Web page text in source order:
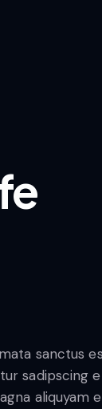
sanctus
sadipscing
aliquyam